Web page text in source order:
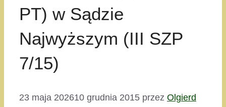
PT) w Sądzie
Najwyższym (III SZP
7/15)
23 maja 202610 grudnia 2015 przez Olgierd